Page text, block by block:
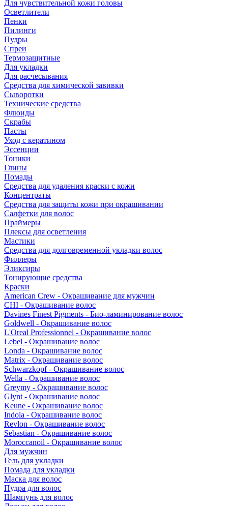
Для чувствительной кожи головы
Осветлители
Пенки
Пилинги
Пудры
Спреи
Термозащитные
Для укладки
Для расчесывания
Средства для химической завивки
Сыворотки
Технические средства
Флюиды
Скрабы
Пасты
Уход с кератином
Эссенции
Тоники
Глины
Помады
Средства для удаления краски с кожи
Концентраты
Средства для защиты кожи при окрашивании
Салфетки для волос
Праймеры
Плексы для осветления
Мастики
Средства для долговременной укладки волос
Филлеры
Эликсиры
Тонирующие средства
Краски
American Crew - Окрашивание для мужчин
CHI - Окрашивание волос
Davines Finest Pigments - Био-ламинирование волос
Goldwell - Окрашивание волос
L'Oreal Professionnel - Окрашивание волос
Lebel - Окрашивание волос
Londa - Окрашивание волос
Matrix - Окрашивание волос
Schwarzkopf - Окрашивание волос
Wella - Окрашивание волос
Greymy - Окрашивание волос
Glynt - Окрашивание волос
Keune - Окрашивание волос
Indola - Окрашивание волос
Revlon - Окрашивание волос
Sebastian - Окрашивание волос
Moroccanoil - Окрашивание волос
Для мужчин
Гель для укладки
Помада для укладки
Маска для волос
Пудра для волос
Шампунь для волос